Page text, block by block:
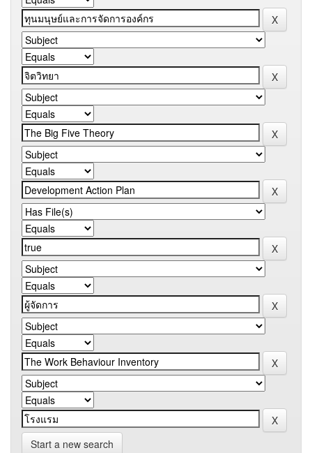
Start a new search